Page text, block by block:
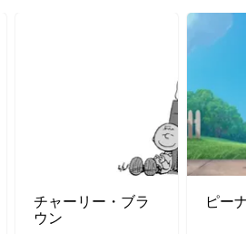
チャーリー・ブラ
ウン
ピー